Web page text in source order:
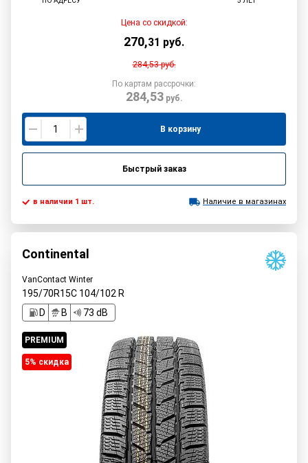
Цена со скидкой:
270,31 руб.
284,53руб.
По картам рассрочки:
284,53руб.
В корзину
Быстрый заказ
в наличии 1 шт. Наличие в магазинах
Continental
VanContact Winter
195/70R15C 104/102 R
D
B 73 dB
PREMIUM
5% cкидка